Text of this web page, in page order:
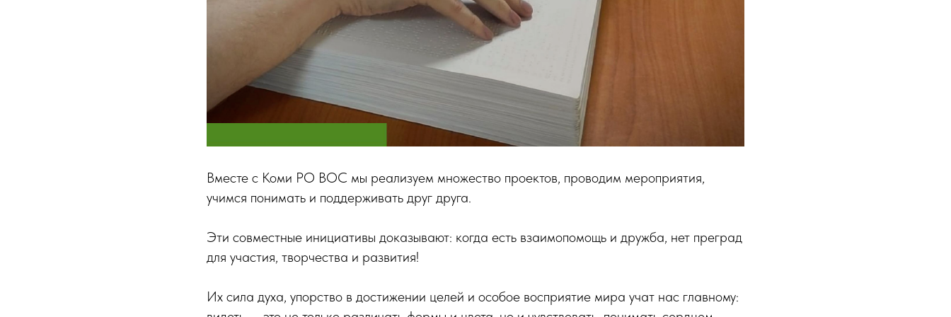
Вместе с Коми РО ВОС мы реализуем множество проектов, проводим мероприятия,
учимся понимать и поддерживать друг друга.
Эти совместные инициативы доказывают: когда есть взаимопомощь и дружба, нет преград
для участия, творчества и развития!
Их сила духа, упорство в достижении целей и особое восприятие мира учат нас главному: